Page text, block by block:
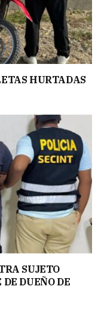
HURTADAS
SUJETO
DUEÑO DE